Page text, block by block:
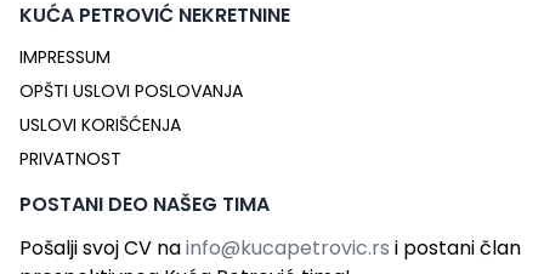
KUĆA PETROVIĆ NEKRETNINE
IMPRESSUM
OPŠTI USLOVI POSLOVANJA
USLOVI KORIŠĆENJA
PRIVATNOST
POSTANI DEO NAŠEG TIMA
Pošalji svoj CV nainfo@kucapetrovic.rs i postani član